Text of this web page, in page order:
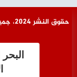
© حقوق النشر 2024، جميع الحقوق محفوظة | أخبار الأردن